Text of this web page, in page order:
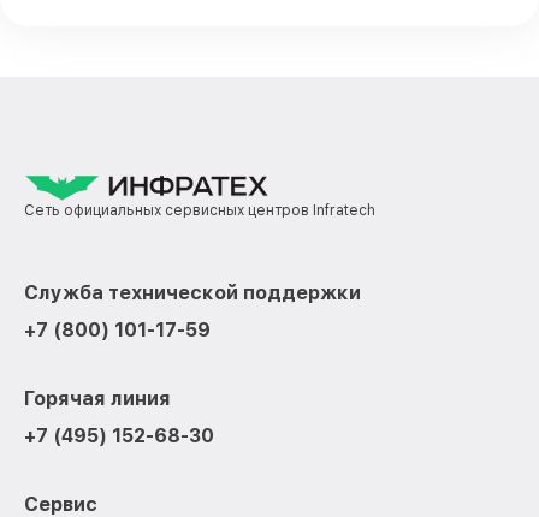
Сеть официальных сервисных центров Infratech
Служба технической поддержки
+7 (800) 101-17-59
Горячая линия
+7 (495) 152-68-30
Сервис